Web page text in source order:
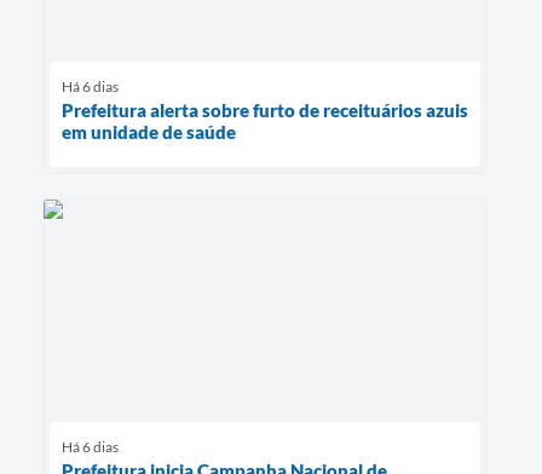
Há 6 dias
Prefeitura alerta sobre furto de receituários azuis
em unidade de saúde
Há 6 dias